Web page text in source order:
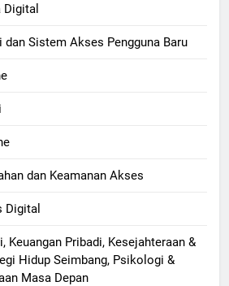
Digital
dan Sistem Akses Pengguna Baru
dan Keamanan Akses
Digital
Keuangan Pribadi, Kesejahteraan &
Hidup Seimbang, Psikologi &
Masa Depan